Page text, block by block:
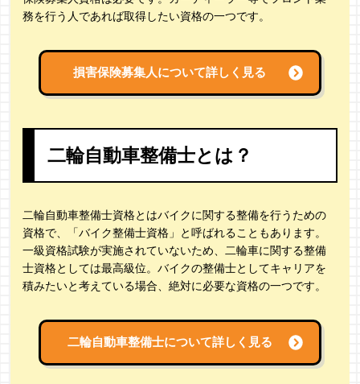
務を行う人であれば取得したい資格の一つです。
損害保険募集人について詳しく見る
二輪自動車整備士とは？
二輪自動車整備士資格とはバイクに関する整備を行うための
資格で、「バイク整備士資格」と呼ばれることもあります。
一級資格試験が実施されていないため、二輪車に関する整備
士資格としては最高級位。バイクの整備士としてキャリアを
積みたいと考えている場合、絶対に必要な資格の一つです。
二輪自動車整備士について詳しく見る